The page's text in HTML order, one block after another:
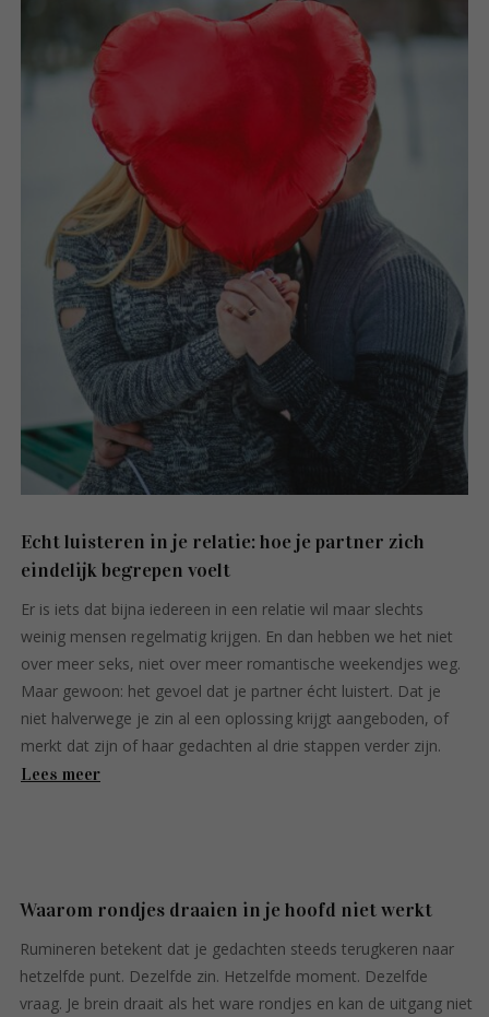
Echt luisteren in je relatie: hoe je partner zich
eindelijk begrepen voelt
Er is iets dat bijna iedereen in een relatie wil maar slechts
weinig mensen regelmatig krijgen. En dan hebben we het niet
over meer seks, niet over meer romantische weekendjes weg.
Maar gewoon: het gevoel dat je partner écht luistert. Dat je
niet halverwege je zin al een oplossing krijgt aangeboden, of
merkt dat zijn of haar gedachten al drie stappen verder zijn.
Lees meer
Waarom rondjes draaien in je hoofd niet werkt
Rumineren betekent dat je gedachten steeds terugkeren naar
hetzelfde punt. Dezelfde zin. Hetzelfde moment. Dezelfde
vraag. Je brein draait als het ware rondjes en kan de uitgang niet